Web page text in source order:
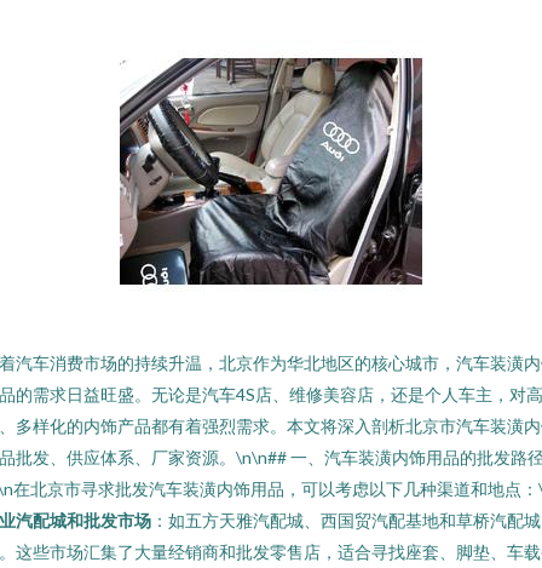
汽车消费市场的持续升温，北京作为华北地区的核心城市，汽车装潢
的需求日益旺盛。无论是汽车4S店、维修美容店，还是个人车主，对
多样化的内饰产品都有着强烈需求。本文将深入剖析北京市汽车装潢
批发、供应体系、厂家资源。\n\n## 一、汽车装潢内饰用品的批发路
在北京市寻求批发汽车装潢内饰用品，可以考虑以下几种渠道和地点
汽配城和批发市场 ：如五方天雅汽配城、西国贸汽配基地和草桥汽配城
这些市场汇集了大量经销商和批发零售店，适合寻找座套、脚垫、车